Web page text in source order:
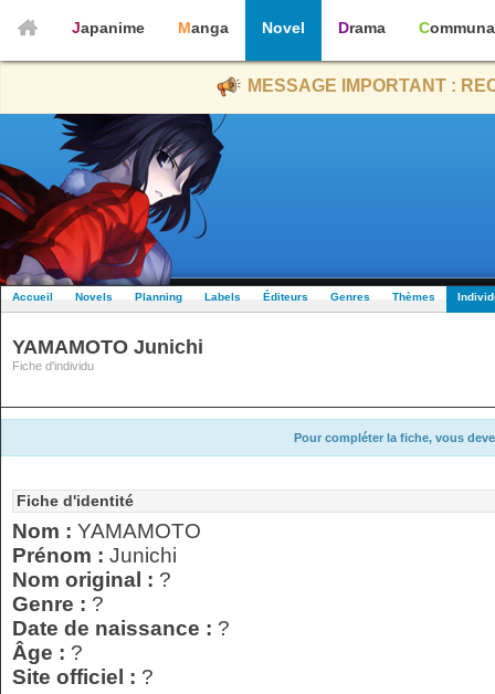
Japanime Manga Novel Drama
MESSAGE IMPORTANT :
Accueil Novels Planning Labels Éditeurs Genres Thèmes
YAMAMOTO Junichi
Fiche d'individu
Pour compléter la fiche, vous
Fiche d'identité
Nom : YAMAMOTO
Prénom : Junichi
Nom original : ?
Genre : ?
Date de naissance : ?
Âge : ?
Site officiel : ?